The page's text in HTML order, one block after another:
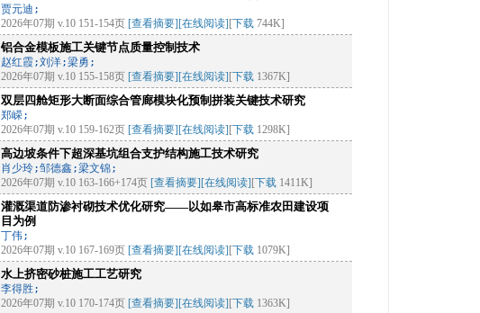
贾元迪;
2026年07期 v.10 151-154页 [查看摘要][在线阅读] [下载 744K]
铝合金模板施工关键节点质量控制技术
赵红霞;刘洋;梁勇;
2026年07期 v.10 155-158页 [查看摘要][在线阅读] [下载 1367K]
双层四舱矩形大断面综合管廊模块化预制拼装关键技术研究
郑嵘;
2026年07期 v.10 159-162页 [查看摘要][在线阅读] [下载 1298K]
高边坡条件下超深基坑组合支护结构施工技术研究
肖少玲;邹德鑫;梁文锦;
2026年07期 v.10 163-166+174页 [查看摘要][在线阅读] [下载 1411K]
灌溉渠道防渗衬砌技术优化研究——以如皋市高标准农田建设项
目为例
丁伟;
2026年07期 v.10 167-169页 [查看摘要][在线阅读] [下载 1079K]
水上挤密砂桩施工工艺研究
李得胜;
2026年07期 v.10 170-174页 [查看摘要][在线阅读] [下载 1363K]